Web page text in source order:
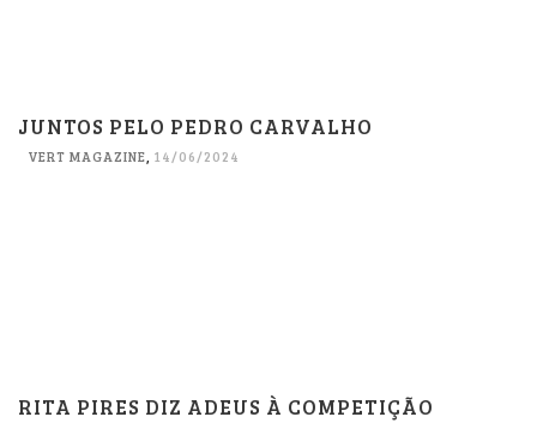
JUNTOS PELO PEDRO CARVALHO
VERT MAGAZINE, 14/06/2024
RITA PIRES DIZ ADEUS À COMPETIÇÃO